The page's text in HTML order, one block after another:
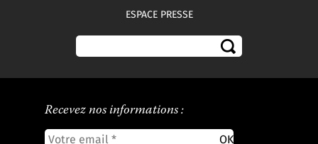
ESPACE PRESSE
Recevez nos informations :